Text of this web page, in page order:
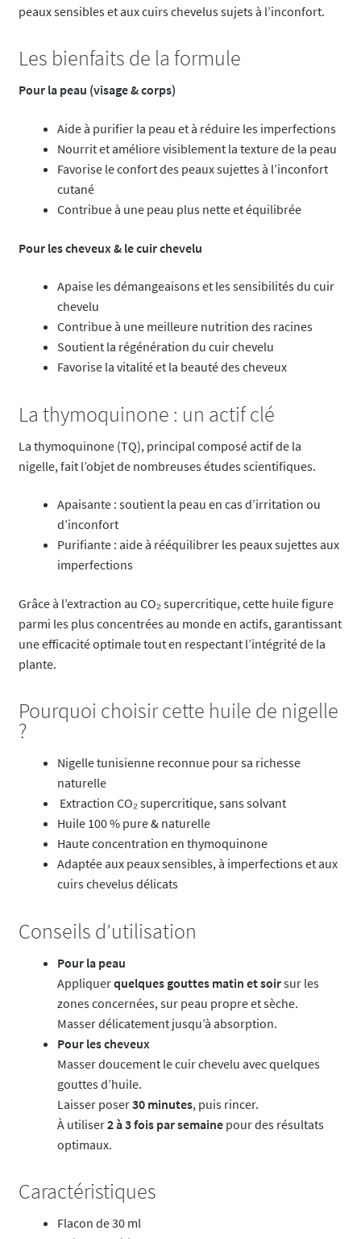
peaux sensibles et aux cuirs chevelus sujets à l’inconfort.
Les bienfaits de la formule
Pour la peau (visage & corps)
Aide à purifier la peau et à réduire les imperfections
Nourrit et améliore visiblement la texture de la peau
Favorise le confort des peaux sujettes à l’inconfort
cutané
Contribue à une peau plus nette et équilibrée
Pour les cheveux & le cuir chevelu
Apaise les démangeaisons et les sensibilités du cuir
chevelu
Contribue à une meilleure nutrition des racines
Soutient la régénération du cuir chevelu
Favorise la vitalité et la beauté des cheveux
La thymoquinone : un actif clé
La thymoquinone (TQ), principal composé actif de la
nigelle, fait l’objet de nombreuses études scientifiques.
Apaisante : soutient la peau en cas d’irritation ou
d’inconfort
Purifiante : aide à rééquilibrer les peaux sujettes aux
imperfections
Grâce à l’extraction au CO₂ supercritique, cette huile figure
parmi les plus concentrées au monde en actifs, garantissant
une efficacité optimale tout en respectant l’intégrité de la
plante.
Pourquoi choisir cette huile de nigelle
?
Nigelle tunisienne reconnue pour sa richesse
naturelle
Extraction CO₂ supercritique, sans solvant
Huile 100 % pure & naturelle
Haute concentration en thymoquinone
Adaptée aux peaux sensibles, à imperfections et aux
cuirs chevelus délicats
Conseils d’utilisation
Pour la peau
Appliquerquelques gouttes matin et soirsur les
zones concernées, sur peau propre et sèche.
Masser délicatement jusqu’à absorption.
Pour les cheveux
Masser doucement le cuir chevelu avec quelques
gouttes d’huile.
Laisser poser30 minutes, puis rincer.
À utiliser2 à 3 fois par semainepour des résultats
optimaux.
Caractéristiques
Flacon de 30 ml